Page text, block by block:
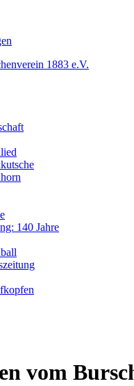
1883 e.V.
140 Jahre
vom